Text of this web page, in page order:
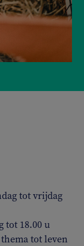
tot vrijdag
tot 18.00 u
tot leven